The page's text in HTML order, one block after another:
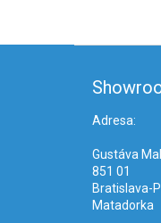
Adresa:
Gustáva
851 01
Bratislava-
Matadorka